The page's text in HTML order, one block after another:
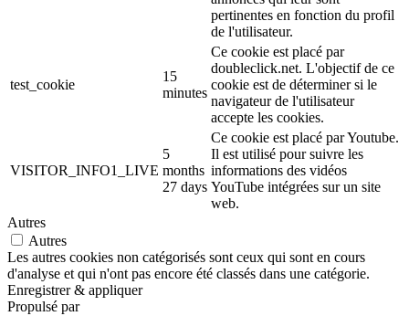
pertinentes en fonction du profil
de l'utilisateur.
test_cookie
15
minutes
Ce cookie est placé par
doubleclick.net. L'objectif de ce
cookie est de déterminer si le
navigateur de l'utilisateur
accepte les cookies.
VISITOR_INFO1_LIVE
5
months
27 days
Ce cookie est placé par Youtube.
Il est utilisé pour suivre les
informations des vidéos
YouTube intégrées sur un site
web.
Autres
Autres
Les autres cookies non catégorisés sont ceux qui sont en cours
d'analyse et qui n'ont pas encore été classés dans une catégorie.
Enregistrer & appliquer
Propulsé par